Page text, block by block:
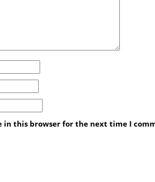
in this browser for the next time I